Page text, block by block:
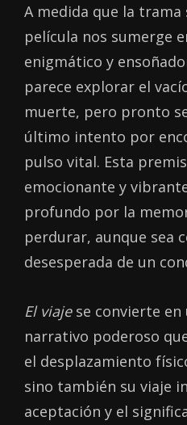
A medida que la trama
película nos sumerge
enigmático y
parece explorar el
muerte, pero pronto
último intento por
pulso vital. Esta
emocionante y
profundo por la
perdurar, aunque sea
desesperada de un
El viajese convierte en
narrativo poderoso
el desplazamiento
sino también su viaje
aceptación y el